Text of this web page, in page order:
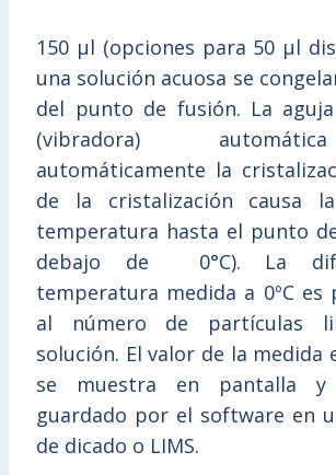
150 μl (opciones para 50 µl
una solución acuosa se
del punto de fusión. La
(vibradora)
automáticamente la
de la cristalización causa
temperatura hasta el punto
debajo de 0°C). La
temperatura medida a 0ºC es
al número de partículas
solución. El valor de la medida
se muestra en pantalla y
guardado por el software en
de dicado o LIMS.